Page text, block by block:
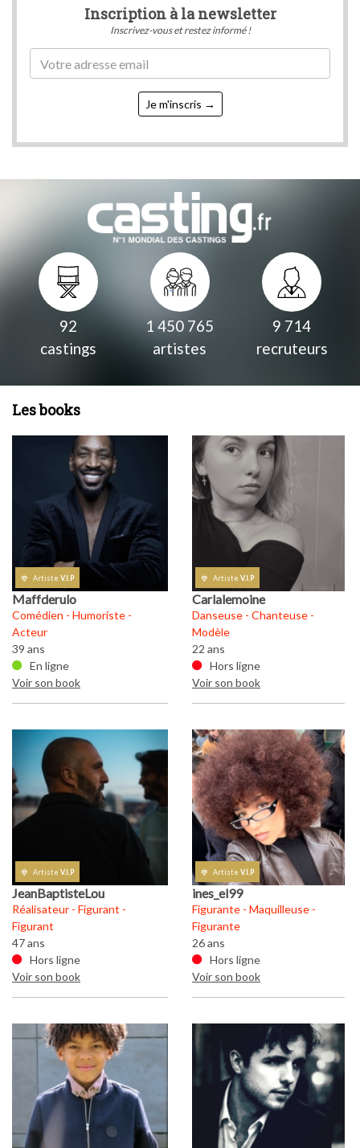
Inscription à la newsletter
Inscrivez-vous et restez informé !
Je m'inscris
92
castings
1 450 765
artistes
9 714
recruteurs
Les books
Artiste V.I.P
Maffderulo
Comédien - Humoriste -
Acteur
39 ans
En ligne
Voir son book
Artiste V.I.P
Carlalemoine
Danseuse - Chanteuse -
Modèle
22 ans
Hors ligne
Voir son book
Artiste V.I.P
JeanBaptisteLou
Réalisateur - Figurant -
Figurant
47 ans
Hors ligne
Voir son book
Artiste V.I.P
ines_el99
Figurante - Maquilleuse -
Figurante
26 ans
Hors ligne
Voir son book